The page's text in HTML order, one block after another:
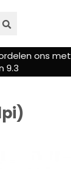
ons met
9.3